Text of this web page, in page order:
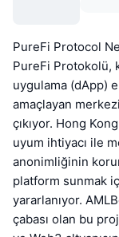
PureFi Protocol
PureFi Protokolü,
uygulama (dApp)
amaçlayan
çıkıyor. Hong
uyum ihtiyacı ile
anonimliğinin
platform sunmak
yararlanıyor.
çabası olan bu